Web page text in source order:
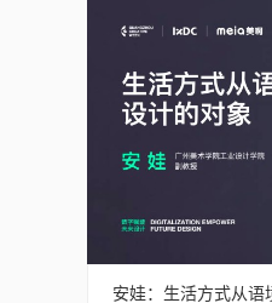
安娃：生活方式从语